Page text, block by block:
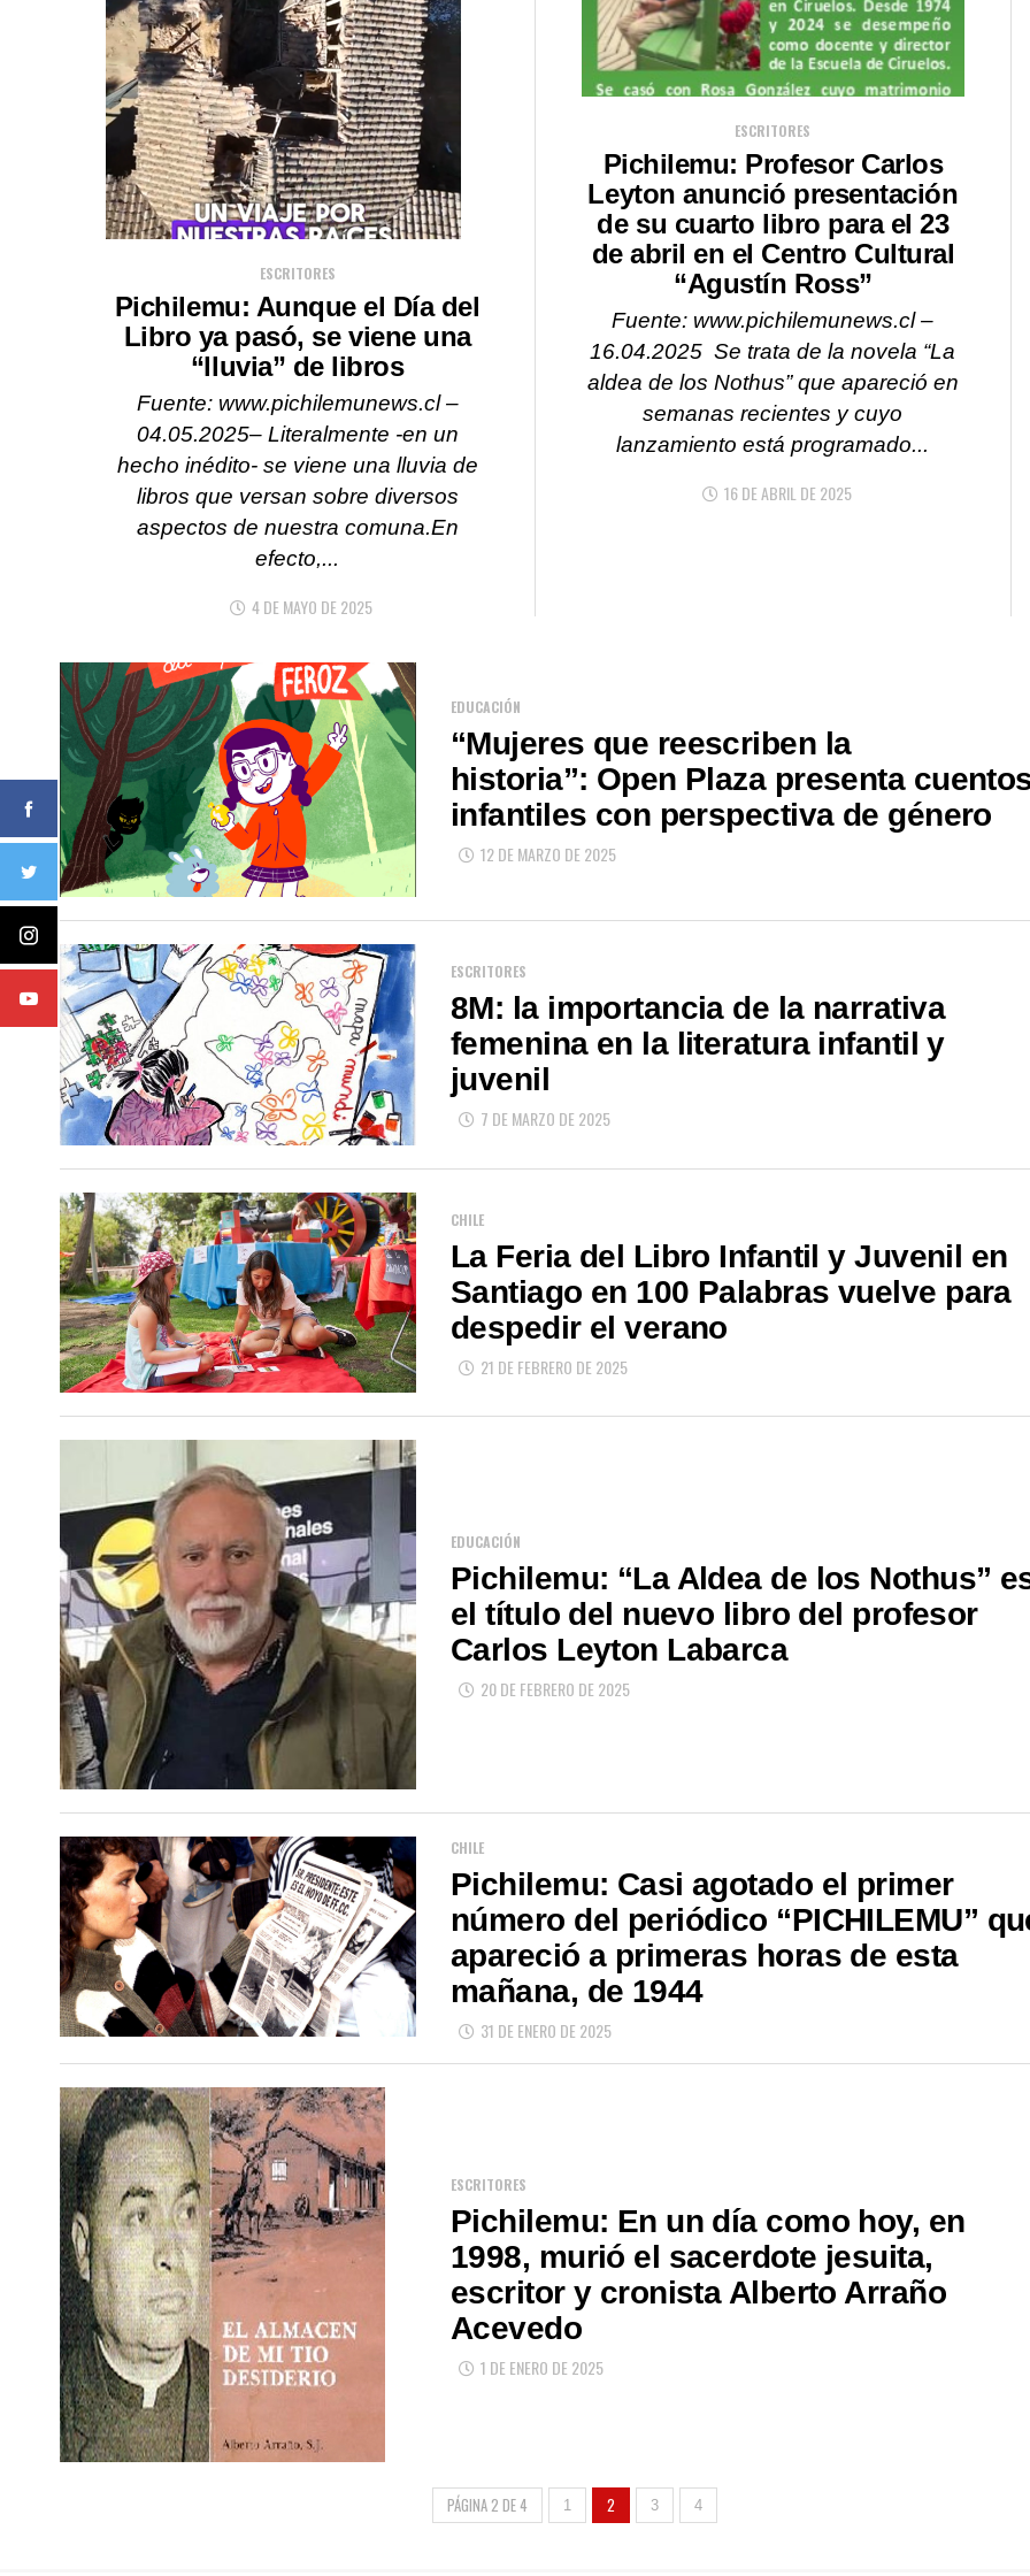
ESCRITORES
Pichilemu: Aunque el Día del
Libro ya pasó, se viene una
“lluvia” de libros
Fuente: www.pichilemunews.cl –
04.05.2025– Literalmente -en un
hecho inédito- se viene una lluvia de
libros que versan sobre diversos
aspectos de nuestra comuna.En
efecto,...
4 DE MAYO DE 2025
ESCRITORES
Pichilemu: Profesor Carlos
Leyton anunció presentación
de su cuarto libro para el 23
de abril en el Centro Cultural
“Agustín Ross”
Fuente: www.pichilemunews.cl –
16.04.2025 Se trata de la novela “La
aldea de los Nothus” que apareció en
semanas recientes y cuyo
lanzamiento está programado...
16 DE ABRIL DE 2025
EDUCACIÓN
“Mujeres que reescriben la
historia”: Open Plaza presenta
infantiles con perspectiva de género
12 DE MARZO DE 2025
ESCRITORES
8M: la importancia de la narrativa
femenina en la literatura infantil y
juvenil
7 DE MARZO DE 2025
CHILE
La Feria del Libro Infantil y Juvenil en
Santiago en 100 Palabras vuelve para
despedir el verano
21 DE FEBRERO DE 2025
EDUCACIÓN
Pichilemu: “La Aldea de los Nothus”
el título del nuevo libro del profesor
Carlos Leyton Labarca
20 DE FEBRERO DE 2025
CHILE
Pichilemu: Casi agotado el primer
número del periódico “PICHILEMU”
apareció a primeras horas de esta
mañana, de 1944
31 DE ENERO DE 2025
ESCRITORES
Pichilemu: En un día como hoy, en
1998, murió el sacerdote jesuita,
escritor y cronista Alberto Arraño
Acevedo
1 DE ENERO DE 2025
PÁGINA 2 DE 4 1 2 3 4